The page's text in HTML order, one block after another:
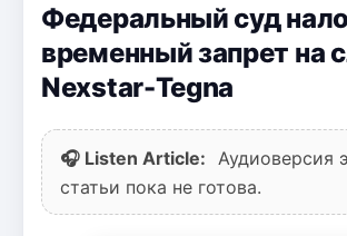
Федеральный суд
временный запрет на
Nexstar-Tegna
🎧 Listen Article:
Аудиоверсия
статьи пока не готова.